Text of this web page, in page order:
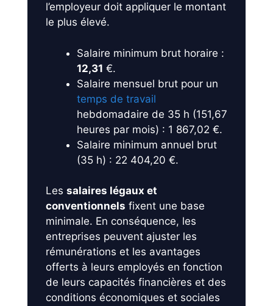
l’employeur doit appliquer le montant
le plus élevé.
Salaire minimum brut horaire :
12,31 €.
Salaire mensuel brut pour un
temps de travail
hebdomadaire de 35 h (151,67
heures par mois) : 1 867,02 €.
Salaire minimum annuel brut
(35 h) : 22 404,20 €.
Les salaires légaux et
conventionnels fixent une base
minimale. En conséquence, les
entreprises peuvent ajuster les
rémunérations et les avantages
offerts à leurs employés en fonction
de leurs capacités financières et des
conditions économiques et sociales